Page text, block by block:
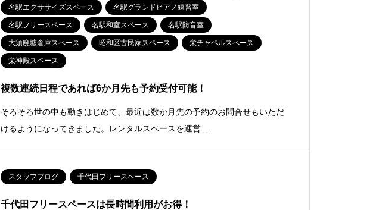
名駅エクササイズスペース 名駅グランドピアノ練習室
名駅フリースペース 名駅和室スペース 名駅防音室
大須廃墟倉庫スペース 昭和区古民家スペース 栄チャペルスペース
栄神殿スペース
複数連続日程であれば6か月先も予約受付可能！
そろそろ世の中も動きはじめて、最近は数か月先の予約のお問合せもいただ
けるようになってきました。レンタルスペースを運営…
スタッフブログ 千代田フリースペース
千代田フリースペースは長時間利用がお得！